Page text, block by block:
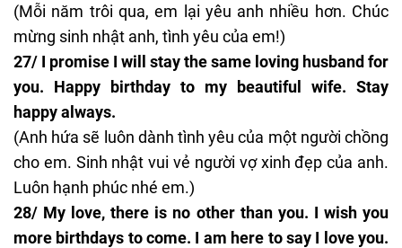
(Mỗi năm trôi qua, em lại yêu anh nhiều hơn. Chúc
mừng sinh nhật anh, tình yêu của em!)
27/ I promise I will stay the same loving husband for
you. Happy birthday to my beautiful wife. Stay
happy always.
(Anh hứa sẽ luôn dành tình yêu của một người chồng
cho em. Sinh nhật vui vẻ người vợ xinh đẹp của anh.
Luôn hạnh phúc nhé em.)
28/ My love, there is no other than you. I wish you
more birthdays to come. I am here to say I love you.